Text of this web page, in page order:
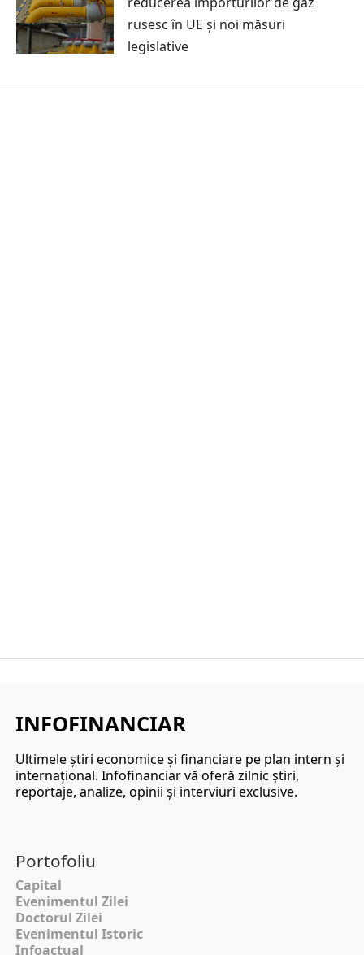
rusesc în UE și noi măsuri
legislative
INFOFINANCIAR
Ultimele ştiri economice şi financiare pe plan intern şi
internaţional. Infofinanciar vă oferă zilnic ştiri,
reportaje, analize, opinii şi interviuri exclusive.
Portofoliu
Capital
Evenimentul Zilei
Doctorul Zilei
Evenimentul Istoric
Infoactual